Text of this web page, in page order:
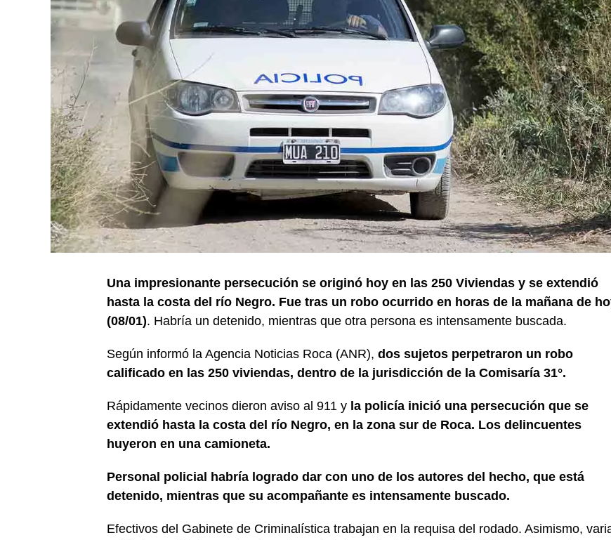
Una impresionante persecución se originó hoy en las 250 Viviendas y se extendió
hasta la costa del río Negro. Fue tras un robo ocurrido en horas de la mañana de
(08/01). Habría un detenido, mientras que otra persona es intensamente buscada.
Según informó la Agencia Noticias Roca (ANR), dos sujetos perpetraron un robo
calificado en las 250 viviendas, dentro de la jurisdicción de la Comisaría 31°.
Rápidamente vecinos dieron aviso al 911 y la policía inició una persecución que se
extendió hasta la costa del río Negro, en la zona sur de Roca. Los delincuentes
huyeron en una camioneta.
Personal policial habría logrado dar con uno de los autores del hecho, que está
detenido, mientras que su acompañante es intensamente buscado.
Efectivos del Gabinete de Criminalística trabajan en la requisa del rodado. Asimismo,